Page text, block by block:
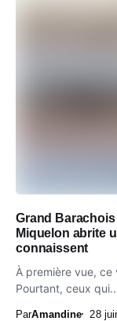
Grand
Miquelon abrite
connaissent
À première vue, ce
Pourtant, ceux
ParAmandine 28